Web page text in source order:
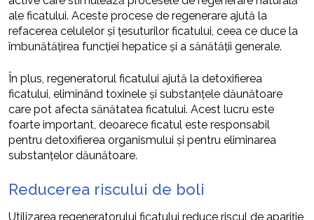
ale ficatului. Aceste procese de regenerare ajută la
refacerea celulelor și țesuturilor ficatului, ceea ce duce la
îmbunătățirea funcției hepatice și a sănătății generale.
În plus, regeneratorul ficatului ajută la detoxifierea
ficatului, eliminând toxinele și substanțele dăunătoare
care pot afecta sănătatea ficatului. Acest lucru este
foarte important, deoarece ficatul este responsabil
pentru detoxifierea organismului și pentru eliminarea
substanțelor dăunătoare.
Reducerea riscului de boli
Utilizarea regeneratorului ficatului reduce riscul de apariție